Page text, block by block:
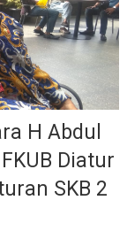
H Abdul
Diatur
SKB 2